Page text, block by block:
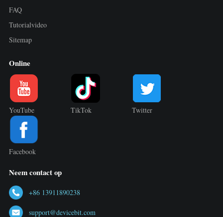
FAQ
Tutorialvideo
Sitemap
Online
YouTube TikTok Twitter
Facebook
Neem contact op
+86 13911890238
support@devicebit.com